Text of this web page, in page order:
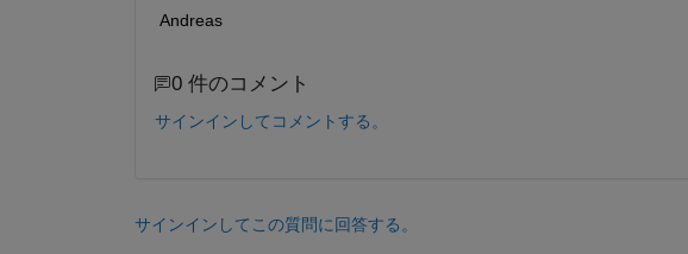
Andreas
0 件のコメント
サインインしてコメントする。
サインインしてこの質問に回答する。